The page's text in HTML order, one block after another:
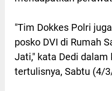
"Tim Dokkes Polri
posko DVI di Rumah
Jati," kata Dedi dalam
tertulisnya, Sabtu (4/